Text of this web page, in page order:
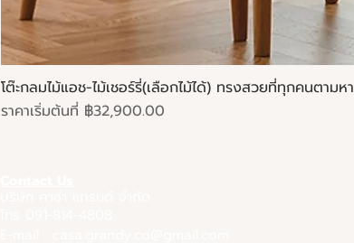
โต๊ะกลมไม้แอช-ไม้เชอร์รี่(เลือกไม้ได้) ทรงสวยที่ทุกคนตามหา
ราคาเริ่มต้นที่ ฿32,900.00
ราคาขายลด